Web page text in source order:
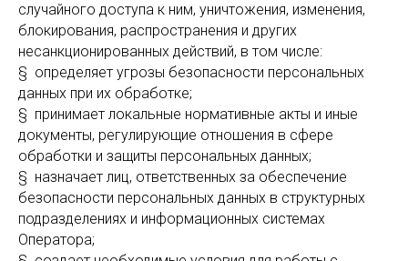
случайного доступа к ним, уничтожения, изменения,
блокирования, распространения и других
несанкционированных действий, в том числе:
§ определяет угрозы безопасности персональных
данных при их обработке;
§ принимает локальные нормативные акты и иные
документы, регулирующие отношения в сфере
обработки и защиты персональных данных;
§ назначает лиц, ответственных за обеспечение
безопасности персональных данных в структурных
подразделениях и информационных системах
Оператора;